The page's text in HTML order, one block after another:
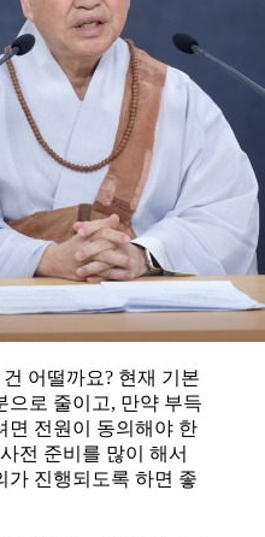
어떨까요? 현재 기본
으로 줄이고, 만약 부득
면 전원이 동의해야 한
전 준비를 많이 해서
가 진행되도록 하면 좋